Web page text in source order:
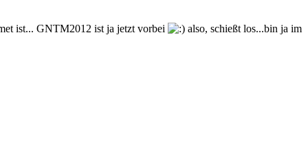
ist... GNTM2012 ist ja jetzt vorbei also, schießt los...bin ja im